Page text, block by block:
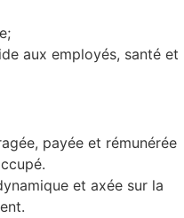
aux employés, santé et
payée et rémunérée
et axée sur la